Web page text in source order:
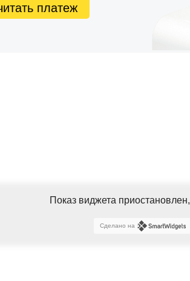
платеж
Показ виджета приостановлен,
Сделано на